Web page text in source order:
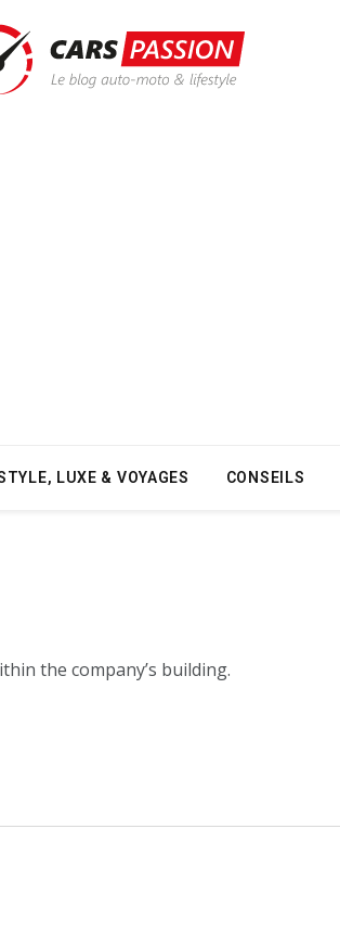
LUXE & VOYAGES CONSEILS
the company’s building.